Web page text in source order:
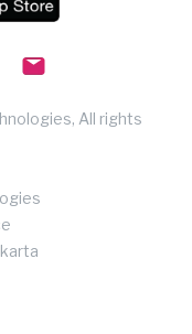
All rights